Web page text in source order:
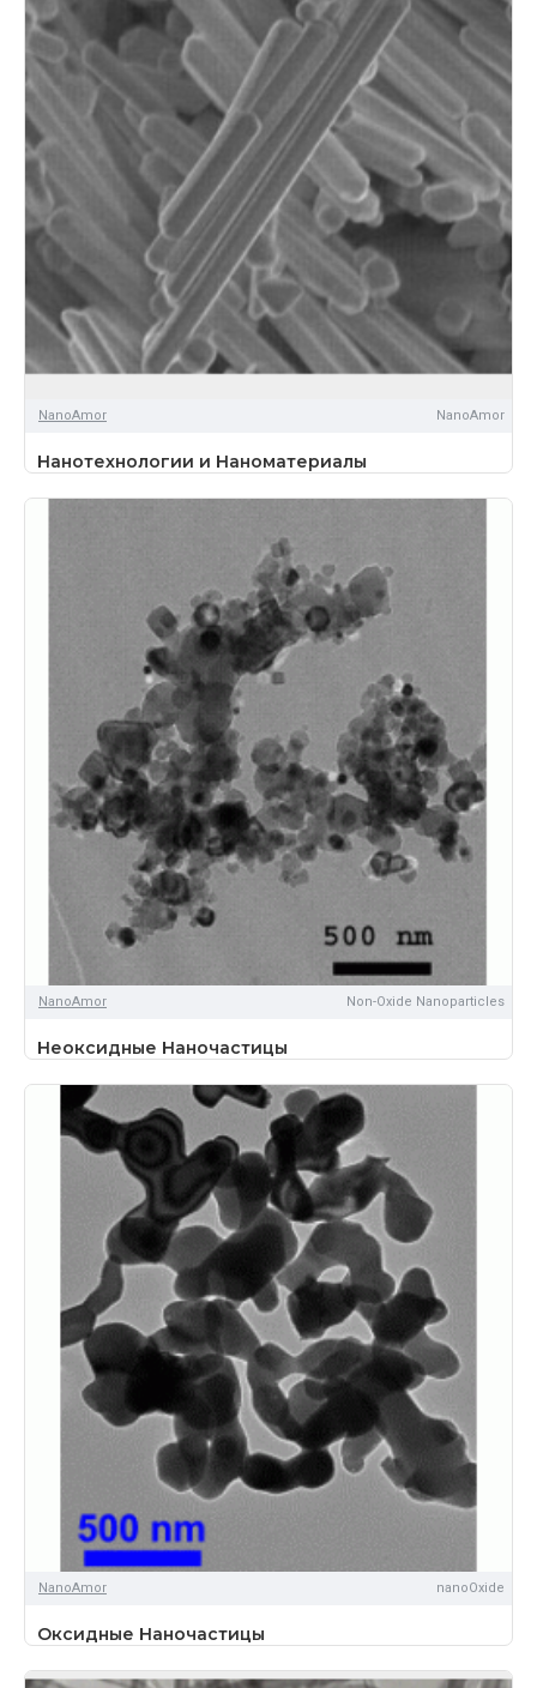
NanoAmor NanoAmor
Нанотехнологии и Наноматериалы
NanoAmor Non-Oxide Nanoparticles
Неоксидные Наночастицы
NanoAmor nanoOxide
Оксидные Наночастицы